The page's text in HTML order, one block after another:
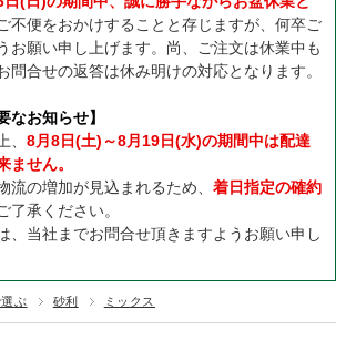
不便をおかけすることと存じますが、何卒ご
お願い申し上げます。尚、ご注文は休業中も
問合せの返答は休み明けの対応となります。
なお知らせ】
、 8月8日(土)～8月19日(水)の期間中は配達
ません。
流の増加が見込まれるため、 着日指定の確約
了承ください。
、当社までお問合せ頂きますようお願い申し
ぶ 砂利 ミックス